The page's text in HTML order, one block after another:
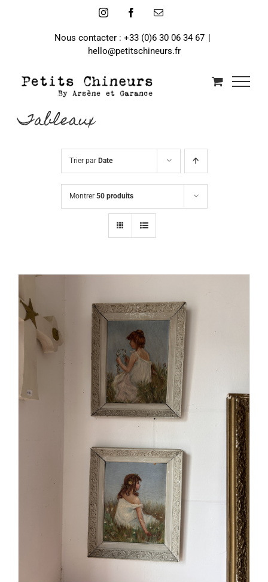
InstagramFacebookEmail
Nous contacter : +33 (0)6 30 06 34 67 |
hello@petitschineurs.fr
Tableaux
Trier par Date
Montrer 50 produits